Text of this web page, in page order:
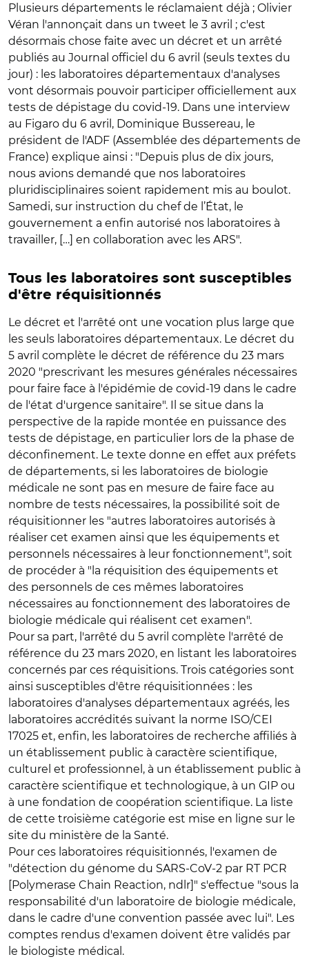
Plusieurs départements le réclamaient déjà ; Olivier
Véran l'annonçait dans un tweet le 3 avril ; c'est
désormais chose faite avec un décret et un arrêté
publiés au Journal officiel du 6 avril (seuls textes du
jour) : les laboratoires départementaux d'analyses
vont désormais pouvoir participer officiellement aux
tests de dépistage du covid-19. Dans une interview
au Figaro du 6 avril, Dominique Bussereau, le
président de l'ADF (Assemblée des départements de
France) explique ainsi : "Depuis plus de dix jours,
nous avions demandé que nos laboratoires
pluridisciplinaires soient rapidement mis au boulot.
Samedi, sur instruction du chef de l’État, le
gouvernement a enfin autorisé nos laboratoires à
travailler, […] en collaboration avec les ARS".
Tous les laboratoires sont susceptibles
d'être réquisitionnés
Le décret et l'arrêté ont une vocation plus large que
les seuls laboratoires départementaux. Le décret du
5 avril complète le décret de référence du 23 mars
2020 "prescrivant les mesures générales nécessaires
pour faire face à l'épidémie de covid-19 dans le cadre
de l'état d'urgence sanitaire". Il se situe dans la
perspective de la rapide montée en puissance des
tests de dépistage, en particulier lors de la phase de
déconfinement. Le texte donne en effet aux préfets
de départements, si les laboratoires de biologie
médicale ne sont pas en mesure de faire face au
nombre de tests nécessaires, la possibilité soit de
réquisitionner les "autres laboratoires autorisés à
réaliser cet examen ainsi que les équipements et
personnels nécessaires à leur fonctionnement", soit
de procéder à "la réquisition des équipements et
des personnels de ces mêmes laboratoires
nécessaires au fonctionnement des laboratoires de
biologie médicale qui réalisent cet examen".
Pour sa part, l'arrêté du 5 avril complète l'arrêté de
référence du 23 mars 2020, en listant les laboratoires
concernés par ces réquisitions. Trois catégories sont
ainsi susceptibles d'être réquisitionnées : les
laboratoires d'analyses départementaux agréés, les
laboratoires accrédités suivant la norme ISO/CEI
17025 et, enfin, les laboratoires de recherche affiliés à
un établissement public à caractère scientifique,
culturel et professionnel, à un établissement public à
caractère scientifique et technologique, à un GIP ou
à une fondation de coopération scientifique. La liste
de cette troisième catégorie est mise en ligne sur le
site du ministère de la Santé.
Pour ces laboratoires réquisitionnés, l'examen de
"détection du génome du SARS-CoV-2 par RT PCR
[Polymerase Chain Reaction, ndlr]" s'effectue "sous la
responsabilité d'un laboratoire de biologie médicale,
dans le cadre d'une convention passée avec lui". Les
comptes rendus d'examen doivent être validés par
le biologiste médical.